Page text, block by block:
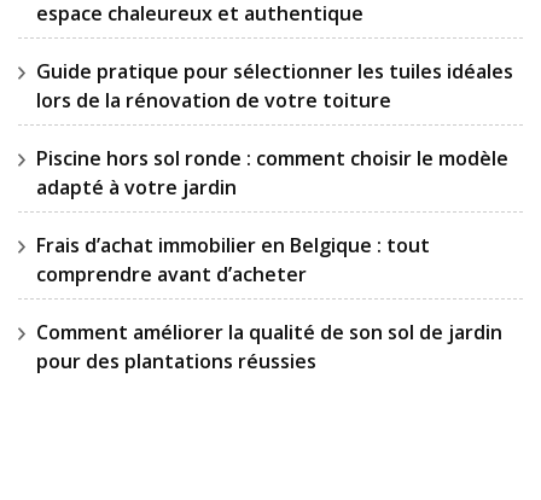
espace chaleureux et authentique
Guide pratique pour sélectionner les tuiles idéales
lors de la rénovation de votre toiture
Piscine hors sol ronde : comment choisir le modèle
adapté à votre jardin
Frais d’achat immobilier en Belgique : tout
comprendre avant d’acheter
Comment améliorer la qualité de son sol de jardin
pour des plantations réussies